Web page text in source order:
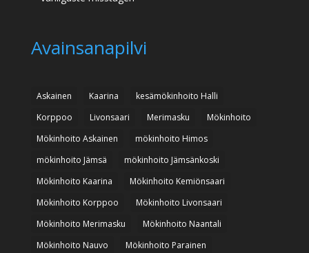
Avainsanapilvi
Askainen Kaarina
kesämökinhoito Halli
Korppoo
Livonsaari Merimasku
Mökinhoito
Mökinhoito Askainen
mökinhoito Himos
mökinhoito Jämsä
mökinhoito Jämsänkoski
Mökinhoito Kaarina
Mökinhoito Kemiönsaari
Mökinhoito Korppoo
Mökinhoito Livonsaari
Mökinhoito Merimasku
Mökinhoito Naantali
Mökinhoito Nauvo
Mökinhoito Parainen